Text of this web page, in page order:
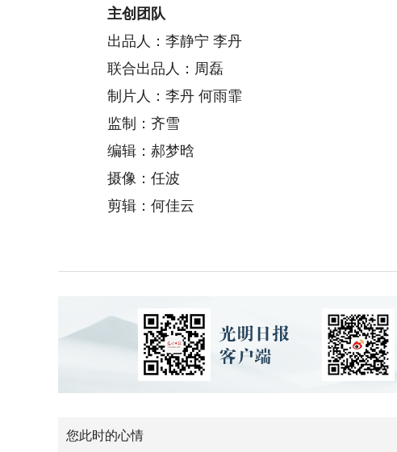
主创团队
出品人：李静宁 李丹
联合出品人：周磊
制片人：李丹 何雨霏
监制：齐雪
编辑：郝梦晗
摄像：任波
剪辑：何佳云
您此时的心情